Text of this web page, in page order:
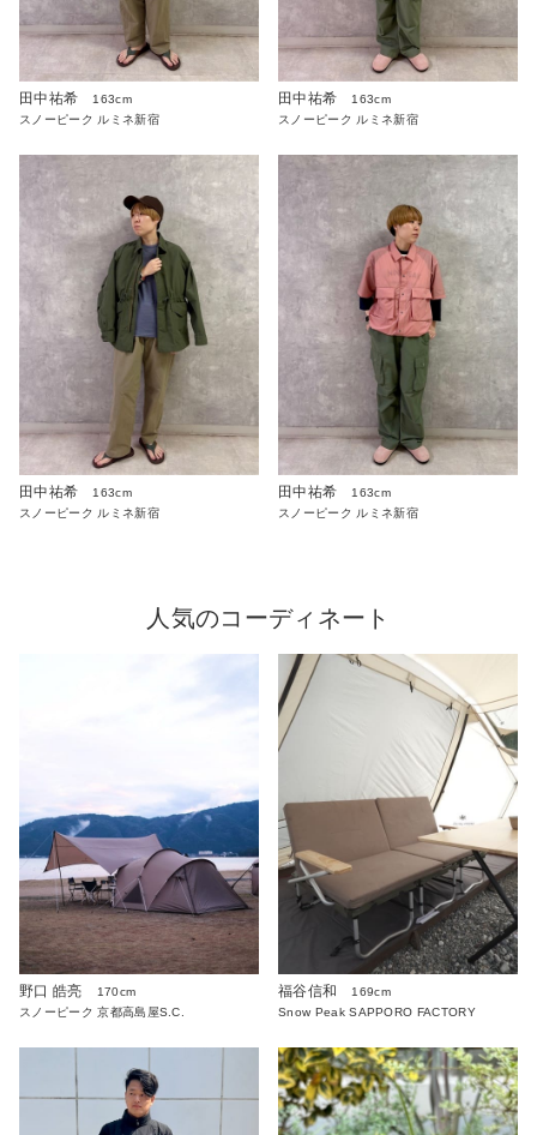
田中祐希
163cm
スノーピーク ルミネ新宿
田中祐希
163cm
スノーピーク ルミネ新宿
田中祐希
163cm
スノーピーク ルミネ新宿
田中祐希
163cm
スノーピーク ルミネ新宿
人気のコーディネート
野口 皓亮
170cm
スノーピーク 京都高島屋S.C.
福谷信和
169cm
Snow Peak SAPPORO FACTORY